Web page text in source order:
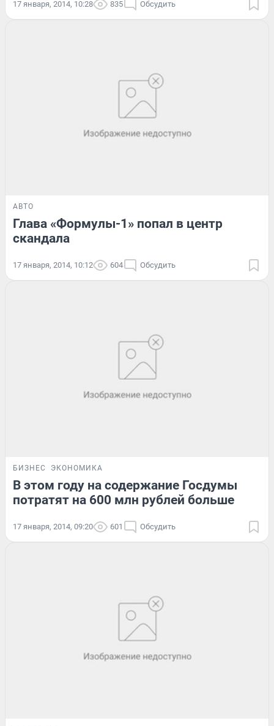
17 января, 2014, 10:28 835 Обсудить
АВТО
Глава «Формулы-1» попал в центр
скандала
17 января, 2014, 10:12 604 Обсудить
БИЗНЕС ЭКОНОМИКА
В этом году на содержание Госдумы
потратят на 600 млн рублей больше
17 января, 2014, 09:20 601 Обсудить